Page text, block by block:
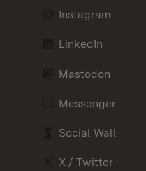
Instagram
LinkedIn
Mastodon
Messenger
Social Wall
X / Twitter